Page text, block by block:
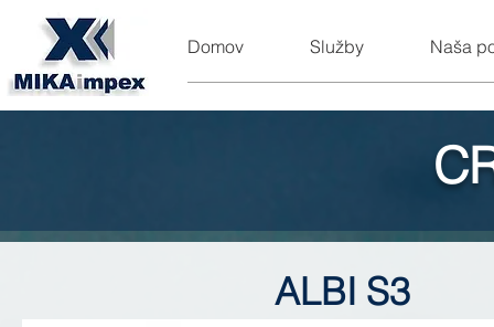
Domov Služby Naša
ALBI S3